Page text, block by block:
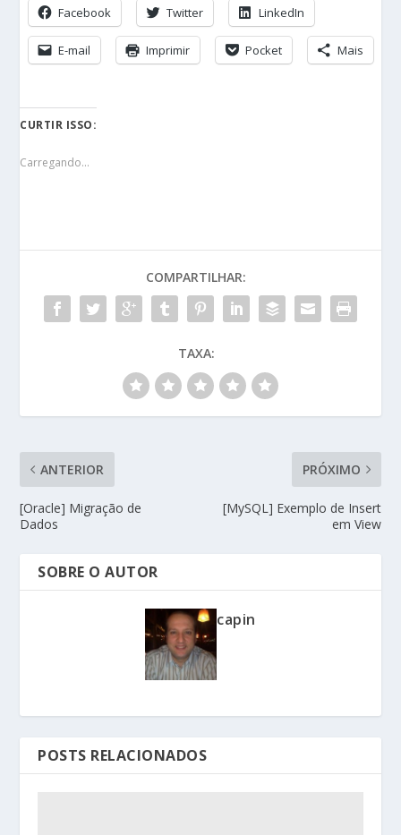
Facebook Twitter LinkedIn
E-mail Imprimir Pocket Mais
CURTIR ISSO:
Carregando...
COMPARTILHAR:
TAXA:
ANTERIOR
[Oracle] Migração de
Dados
PRÓXIMO
[MySQL] Exemplo de Insert
em View
SOBRE O AUTOR
capin
POSTS RELACIONADOS